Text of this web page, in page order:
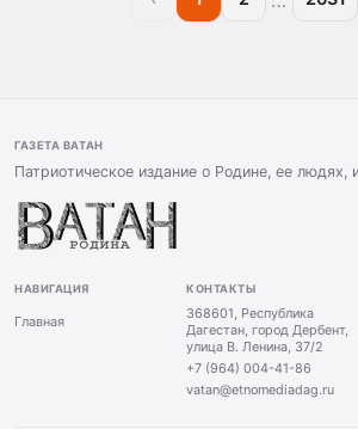
ГАЗЕТА ВАТАН
Патриотическое издание о Родине, ее людях,
НАВИГАЦИЯ
Главная
КОНТАКТЫ
368601, Республика
Дагестан, город Дербент,
улица В. Ленина, 37/2
+7 (964) 004-41-86
vatan@etnomediadag.ru